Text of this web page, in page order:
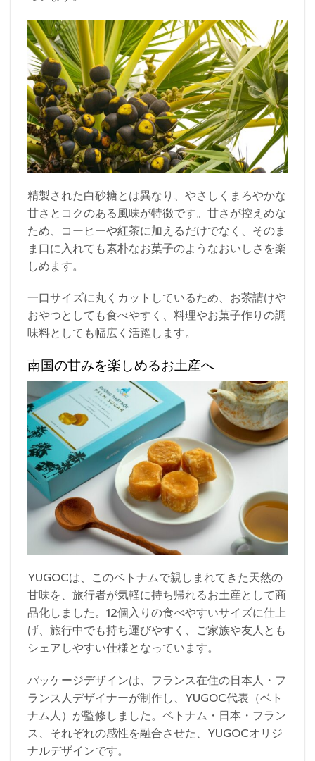
精製された白砂糖とは異なり、やさしくまろやかな
甘さとコクのある風味が特徴です。甘さが控えめな
ため、コーヒーや紅茶に加えるだけでなく、そのま
ま口に入れても素朴なお菓子のようなおいしさを楽
しめます。
一口サイズに丸くカットしているため、お茶請けや
おやつとしても食べやすく、料理やお菓子作りの調
味料としても幅広く活躍します。
南国の甘みを楽しめるお土産へ
YUGOCは、このベトナムで親しまれてきた天然の
甘味を、旅行者が気軽に持ち帰れるお土産として商
品化しました。12個入りの食べやすいサイズに仕上
げ、旅行中でも持ち運びやすく、ご家族や友人とも
シェアしやすい仕様となっています。
パッケージデザインは、フランス在住の日本人・フ
ランス人デザイナーが制作し、YUGOC代表（ベト
ナム人）が監修しました。ベトナム・日本・フラン
ス、それぞれの感性を融合させた、YUGOCオリジ
ナルデザインです。